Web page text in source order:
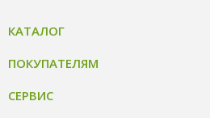
КАТАЛОГ
ПОКУПАТЕЛЯМ
СЕРВИС